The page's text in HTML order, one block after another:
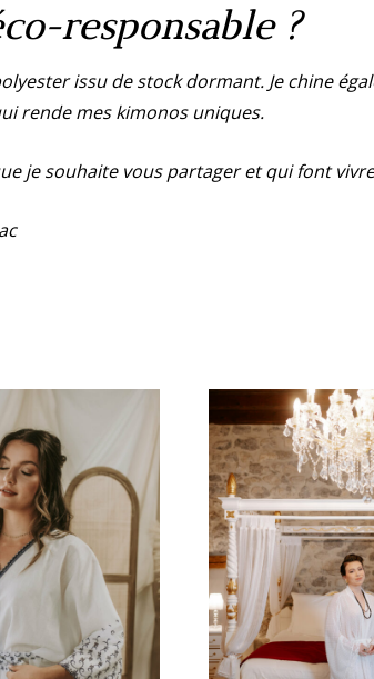
responsable ?
issu de stock dormant. Je chine
rende mes kimonos uniques.
je souhaite vous partager et qui font